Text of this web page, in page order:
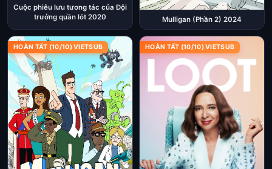
Cuộc phiêu lưu tương tác của Đội
trưởng quần lót 2020
Mulligan (Phần 2) 2024
HOÀN TẤT (10/10) VIETSUB HOÀN TẤT (10/10) VIETSUB